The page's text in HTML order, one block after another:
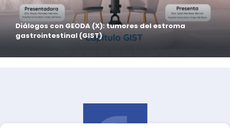
Diálogos con GEODA (X): tumores del estroma
gastrointestinal (GIST)